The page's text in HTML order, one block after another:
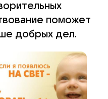
поможет
добрых дел.